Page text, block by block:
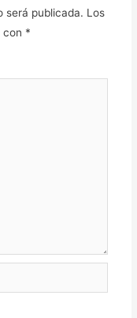
será publicada. Los
con *